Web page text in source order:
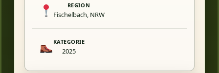
REGION
Fischelbach, NRW
KATEGORIE
2025